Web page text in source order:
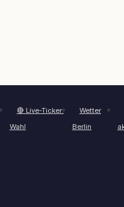
🔴 Live-Ticker:
Wahl
Wetter
Berlin